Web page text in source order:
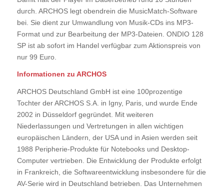
durch. ARCHOS legt obendrein die MusicMatch-Software
bei. Sie dient zur Umwandlung von Musik-CDs ins MP3-
Format und zur Bearbeitung der MP3-Dateien. ONDIO 128
SP ist ab sofort im Handel verfügbar zum Aktionspreis von
nur 99 Euro.
Informationen zu ARCHOS
ARCHOS Deutschland GmbH ist eine 100prozentige
Tochter der ARCHOS S.A. in Igny, Paris, und wurde Ende
2002 in Düsseldorf gegründet. Mit weiteren
Niederlassungen und Vertretungen in allen wichtigen
europäischen Ländern, der USA und in Asien werden seit
1988 Peripherie-Produkte für Notebooks und Desktop-
Computer vertrieben. Die Entwicklung der Produkte erfolgt
in Frankreich, die Softwareentwicklung insbesondere für die
AV-Serie wird in Deutschland betrieben. Das Unternehmen